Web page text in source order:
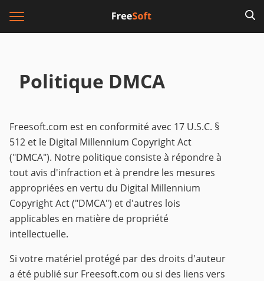
Politique DMCA
Freesoft.com est en conformité avec 17 U.S.C. §
512 et le Digital Millennium Copyright Act
("DMCA"). Notre politique consiste à répondre à
tout avis d'infraction et à prendre les mesures
appropriées en vertu du Digital Millennium
Copyright Act ("DMCA") et d'autres lois
applicables en matière de propriété
intellectuelle.
Si votre matériel protégé par des droits d'auteur
a été publié sur Freesoft.com ou si des liens vers